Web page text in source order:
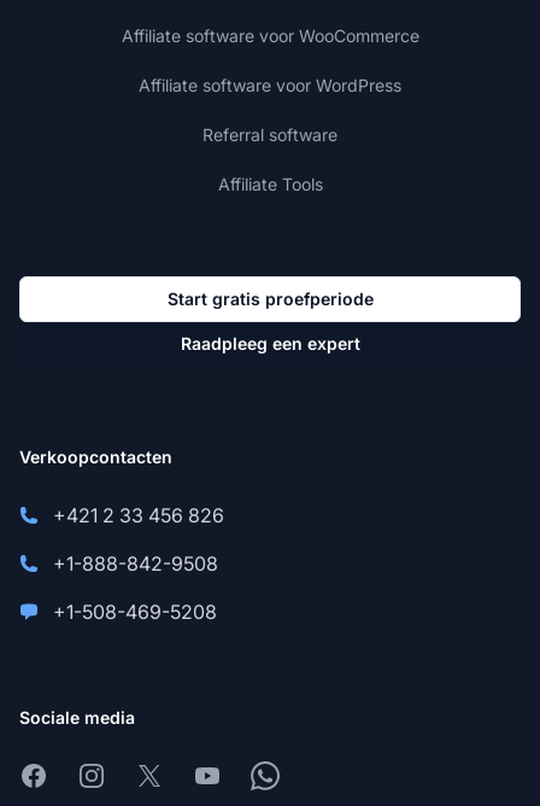
Affiliate software voor WooCommerce
Affiliate software voor WordPress
Referral software
Affiliate Tools
Start gratis proefperiode
Raadpleeg een expert
Verkoopcontacten
+421 2 33 456 826
+1-888-842-9508
+1-508-469-5208
Sociale media
FacebookInstagram
X YoutubeWhatsapp